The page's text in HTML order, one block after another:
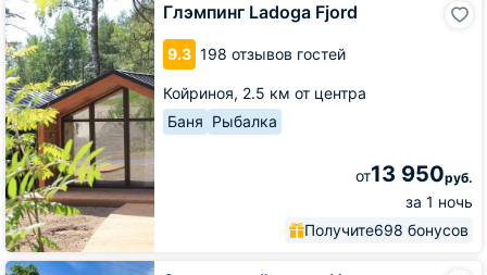
Глэмпинг Ladoga Fjord
9.3 198 отзывов гостей
Койриноя, 2.5 км от центра
Баня Рыбалка
от13 950руб.
за 1 ночь
Получите698 бонусов
Ladoga
Fjord
Загородный